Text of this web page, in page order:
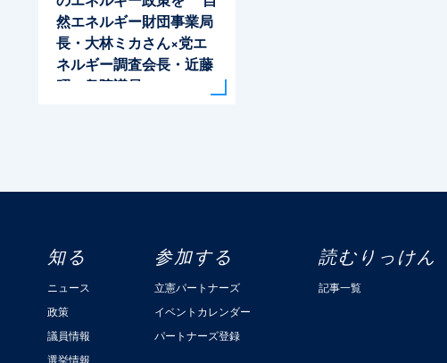
然エネルギー財団事業局
長・大林ミカさん×党エ
ネルギー調査会長・近藤
昭一衆院議員
知る
ニュース
政策
議員情報
選挙情報
参加する
立憲パートナーズ
イベントカレンダー
パートナーズ登録
読むりっけん
記事一覧